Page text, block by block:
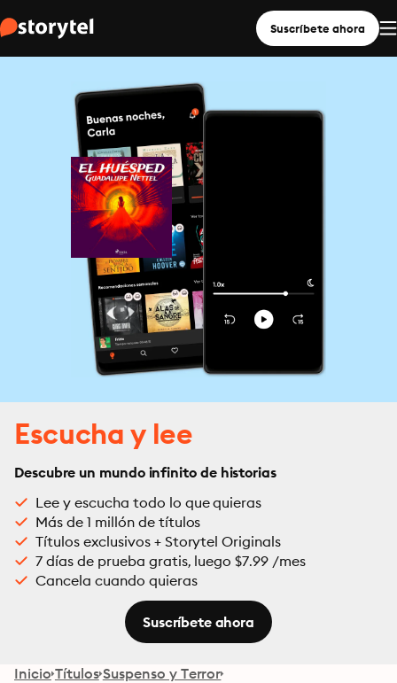
Suscríbete ahora
Escucha y lee
Descubre un mundo infinito de historias
Lee y escucha todo lo que quieras
Más de 1 millón de títulos
Títulos exclusivos + Storytel Originals
7 días de prueba gratis, luego $7.99 /mes
Cancela cuando quieras
Suscríbete ahora
Inicio Títulos Suspenso y Terror